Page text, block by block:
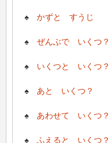
♠ かずと すうじ
♠ ぜんぶで いくつ？
♠ いくつと いくつ？
♠ あと いくつ？
♠ あわせて いくつ？
♠ ふえると いくつ？